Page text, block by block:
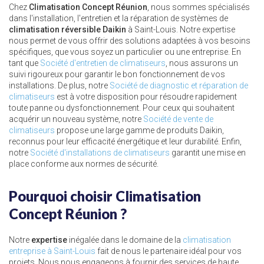
Chez Climatisation Concept Réunion , nous sommes spécialisés
dans l'installation, l'entretien et la réparation de systèmes de
climatisation réversible Daikin à Saint-Louis. Notre expertise
nous permet de vous offrir des solutions adaptées à vos besoins
spécifiques, que vous soyez un particulier ou une entreprise. En
tant que Société d'entretien de climatiseurs , nous assurons un
suivi rigoureux pour garantir le bon fonctionnement de vos
installations. De plus, notre Société de diagnostic et réparation de
climatiseurs est à votre disposition pour résoudre rapidement
toute panne ou dysfonctionnement. Pour ceux qui souhaitent
acquérir un nouveau système, notre Société de vente de
climatiseurs propose une large gamme de produits Daikin,
reconnus pour leur efficacité énergétique et leur durabilité. Enfin,
notre Société d'installations de climatiseurs garantit une mise en
place conforme aux normes de sécurité.
Pourquoi choisir Climatisation
Concept Réunion ?
Notre expertise inégalée dans le domaine de la climatisation
entreprise à Saint-Louis fait de nous le partenaire idéal pour vos